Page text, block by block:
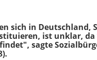
sich in Deutschland,
ist unklar, da
sagte